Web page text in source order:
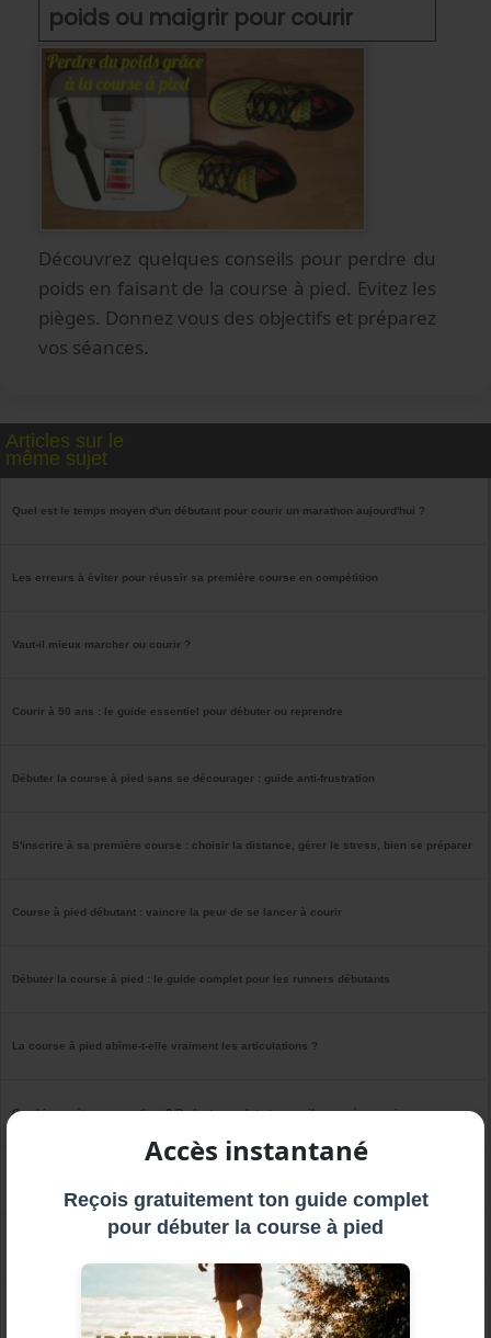
Accès instantané
Reçois gratuitement ton guide complet
pour débuter la course à pied
poids ou maigrir pour courir
Découvrez quelques conseils pour perdre du
poids en faisant de la course à pied. Evitez les
pièges. Donnez vous des objectifs et préparez
vos séances.
Articles sur le
même sujet
Quel est le temps moyen d'un débutant pour courir un marathon aujourd'hui ?
Les erreurs à éviter pour réussir sa première course en compétition
Vaut-il mieux marcher ou courir ?
Courir à 50 ans : le guide essentiel pour débuter ou reprendre
Débuter la course à pied sans se décourager : guide anti-frustration
S'inscrire à sa première course : choisir la distance, gérer le stress, bien se préparer
Course à pied débutant : vaincre la peur de se lancer à courir
Débuter la course à pied : le guide complet pour les runners débutants
La course à pied abîme-t-elle vraiment les articulations ?
Combien coûte un marathon ? Budget complet et conseils pour économiser
Quelle vitesse moyenne en course à pied pour un débutant ?